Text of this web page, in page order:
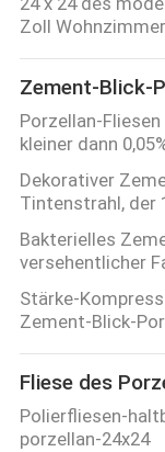
Zoll
Zement-Blick-
Porzellan-
kleiner dann
Dekorativer
Tintenstrahl, der
Bakterielles
versehentlicher
Stärke-
Zement-Blick-
Fliese des
Polierfliesen-
porzellan-24x24